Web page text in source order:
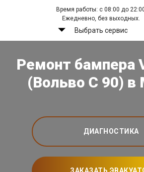
Время работы: с 08:00 до
Ежедневно, без выходных.
Выбрать сервис
Ремонт бампера
(Вольво С 90) в
ДИАГНОСТИКА